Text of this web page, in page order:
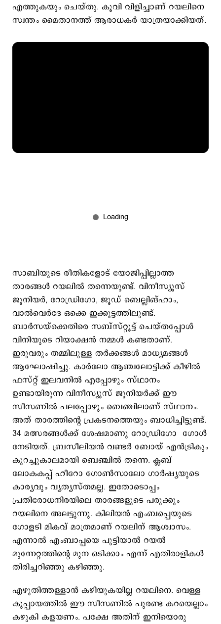
എത്തുകയും ചെയ്തു. കൂവി വിളിച്ചാണ് റയലിനെ
സ്വന്തം മൈതാനത്ത് ആരാധകർ യാത്രയാക്കിയത്.
സാബിയുടെ രീതികളോട് യോജിപ്പില്ലാത്ത
താരങ്ങൾ റയലിൽ തന്നെയുണ്ട്. വിനീസ്യൂസ്
ജൂനിയർ, റോഡ്രിഗോ, ജൂഡ് ബെല്ലിങ്ഹാം,
വാൽവെർദേ ഒക്കെ ഇക്കൂട്ടത്തിലുണ്ട്.
ബാർസയ്ക്കെതിരെ സബ്സ്റ്റൂട്ട് ചെയ്തപ്പോൾ
വിനിയുടെ റിയാക്ഷൻ നമ്മൾ കണ്ടതാണ്.
ഇരുവരും തമ്മിലുള്ള തർക്കങ്ങൾ മാധ്യമങ്ങൾ
ആഘോഷിച്ചു. കാർലോ ആഞ്ചലോട്ടിക്ക് കീഴിൽ
ഫസ്റ്റ് ഇലവനിൽ എപ്പോഴും സ്ഥാനം
ഉണ്ടായിരുന്ന വിനീസ്യൂസ് ജൂനിയർക്ക് ഈ
സീസണിൽ പലപ്പോഴും ബെഞ്ചിലാണ് സ്ഥാനം.
അത് താരത്തിന്റെ പ്രകടനത്തെയും ബാധിച്ചിട്ടുണ്ട്.
34 മത്സരങ്ങൾക്ക് ശേഷമാണു റോഡ്രിഗോ ഗോൾ
നേടിയത്. ബ്രസീലിയൻ വണ്ടർ ബോയ് എൻട്രികും
കുറച്ചുകാലമായി ബെഞ്ചിൽ തന്നെ. ക്ലബ്
ലോകകപ്പ് ഹീറോ ഗോൺസാലോ ഗാർഷ്യയുടെ
കാര്യവും വ്യത്യസ്തമല്ല. ഇതോടൊപ്പം
പ്രതിരോധനിരയിലെ താരങ്ങളുടെ പരുക്കും
റയലിനെ അലട്ടുന്നു. കിലിയൻ എംബപ്പെയുടെ
ഗോളടി മികവ് മാത്രമാണ് റയലിന് ആശ്വാസം.
എന്നാൽ എംബാപ്പയെ പൂട്ടിയാൽ റയൽ
മുന്നേറ്റത്തിന്റെ മുന ഒടിക്കാം എന്ന് എതിരാളികൾ
തിരിച്ചറിഞ്ഞു കഴിഞ്ഞു.
എഴുതിത്തള്ളാൻ കഴിയുകയില്ല റയലിനെ. വെള്ള
കുപ്പായത്തിൽ ഈ സീസണിൽ പുരണ്ട കറയെല്ലാം
കഴുകി കളയണം. പക്ഷേ അതിന് ഇനിയൊരു